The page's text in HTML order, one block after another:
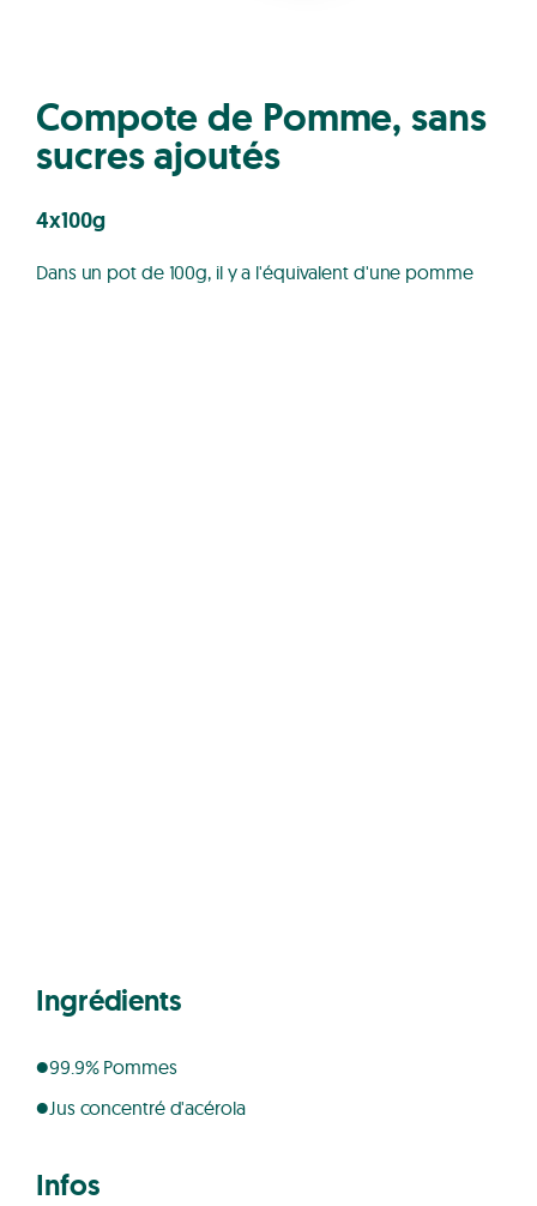
Compote de Pomme, sans
sucres ajoutés
4x100g
Dans un pot de 100g, il y a l'équivalent d'une pomme
Ingrédients
99.9% Pommes
Jus concentré d'acérola
Infos